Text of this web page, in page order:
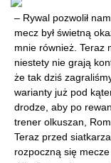
– Rywal pozwolił
mecz był świetną
mnie również. Teraz
niestety nie grają
że tak dziś
warianty już pod
drodze, aby po
trener olkuszan,
Teraz przed
rozpoczną się